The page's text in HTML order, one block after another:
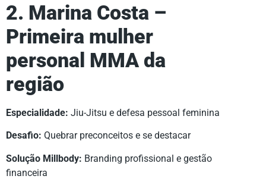
2. Marina Costa –
Primeira mulher
personal MMA da
região
Especialidade: Jiu-Jitsu e defesa pessoal feminina
Desafio: Quebrar preconceitos e se destacar
Solução Millbody: Branding profissional e gestão
financeira